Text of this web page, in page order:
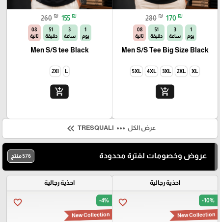
280 ₪ 170 ₪
1
يوم
3
ساعة
51
دقيقة
06
ثانية
Men S/S Tee Big Size Black
XL
2XL
3XL
4XL
5XL
add_shopping_cart
260 ₪ 155 ₪
1
يوم
3
ساعة
51
دقيقة
06
ثانية
Men S/S tee Black
L
2Xl
add_shopping_cart
عرض الكل more_horiz
keyboard_double_arrow_left
عروض وخصومات لفترة محدودة 576 منتج
احذية رجالية
favorite_border -10%
New Collection
احذية رجالية
favorite_border -4%
New Collection